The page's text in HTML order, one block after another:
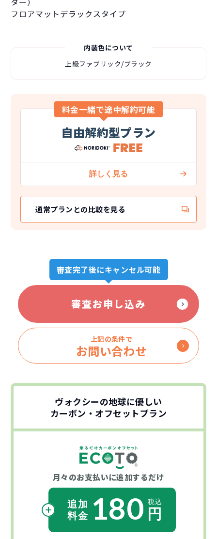
フロアマットデラックスタイプ
内装色について
上級ファブリック/ブラック
料金一緒で途中解約可能
自由解約型プラン
通常プランとの比較を見る
審査完了後にキャンセル可能
審査お申し込み
上記の条件で
お問い合わせ
ヴォクシーの地球に優しい
カーボン・オフセットプラン
月々のお支払いに追加するだけ
180